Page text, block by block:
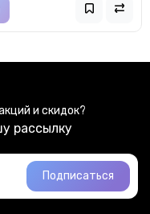
и скидок?
рассылку
Подписаться